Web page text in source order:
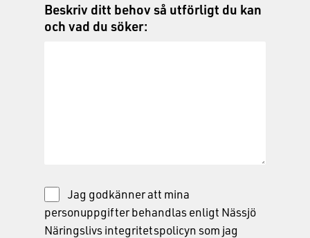
Beskriv ditt behov så utförligt du kan
och vad du söker:
Jag godkänner att mina
personuppgifter behandlas enligt Nässjö
Näringslivs integritetspolicyn som jag